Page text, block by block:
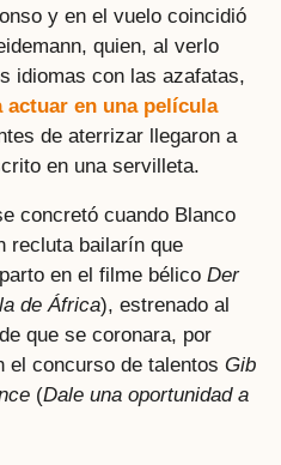
y en el vuelo coincidió
quien, al verlo
idiomas con las azafatas,
en una película
de aterrizar llegaron a
en una servilleta.
concretó cuando Blanco
recluta bailarín que
en el filme bélico Der
de África), estrenado al
que se coronara, por
el concurso de talentos Gib
(Dale una oportunidad a